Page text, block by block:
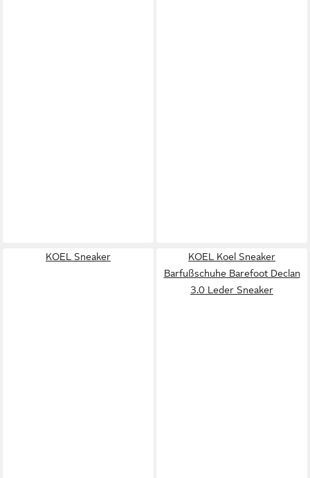
KOEL Sneaker
KOEL Koel Sneaker
Barfußschuhe Barefoot Declan
3.0 Leder Sneaker